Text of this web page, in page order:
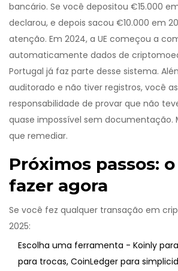
bancário. Se você depositou €15.000
declarou, e depois sacou €10.000 em
atenção. Em 2024, a UE começou a
automaticamente dados de
Portugal já faz parte desse sistema.
auditorado e não tiver registros, você
responsabilidade de provar que não
quase impossível sem documentação.
que remediar.
Próximos passos:
fazer agora
Se você fez qualquer transação em
2025:
Escolha uma ferramenta - Koinly
para trocas, CoinLedger para